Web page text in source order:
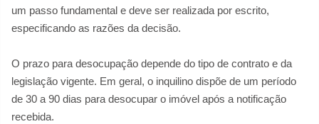
um passo fundamental e deve ser realizada por escrito,
especificando as razões da decisão.
O prazo para desocupação depende do tipo de contrato e da
legislação vigente. Em geral, o inquilino dispõe de um período
de 30 a 90 dias para desocupar o imóvel após a notificação
recebida.